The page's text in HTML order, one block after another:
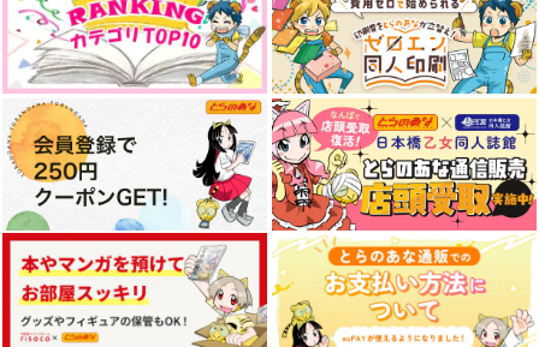
You're my precious
twilight
629円（税込）
赤井秀一×安室透
サンプル
作品詳細
この恋眠ろう
Apuri
944円（税込）
赤井秀一×安室透
サンプル
作品詳細
明けない夜のインソム
ニア
汁そば
1,257円（税込）
赤井秀一×安室透
サンプル
作品詳細
何年経っても
赤いポスト
専売 629円（税込）
スラムダンク
宮城リョータ×三井寿
サンプル
カート
オレにくれるの！？
きのこ売り
専売 629円（税込）
スラムダンク
宮城リョータ×三井寿
サンプル
カート
オレはちょっと悩んで
るんスけど
山わさび曹達水
専売 472円（税込）
スラムダンク
宮城リョータ×三井寿
サンプル
カート